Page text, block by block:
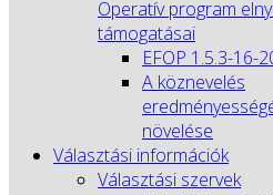
Operatív program
támogatásai
EFOP 1.5.3-16-
A köznevelés
növelése
Választási információk
Választási szervek